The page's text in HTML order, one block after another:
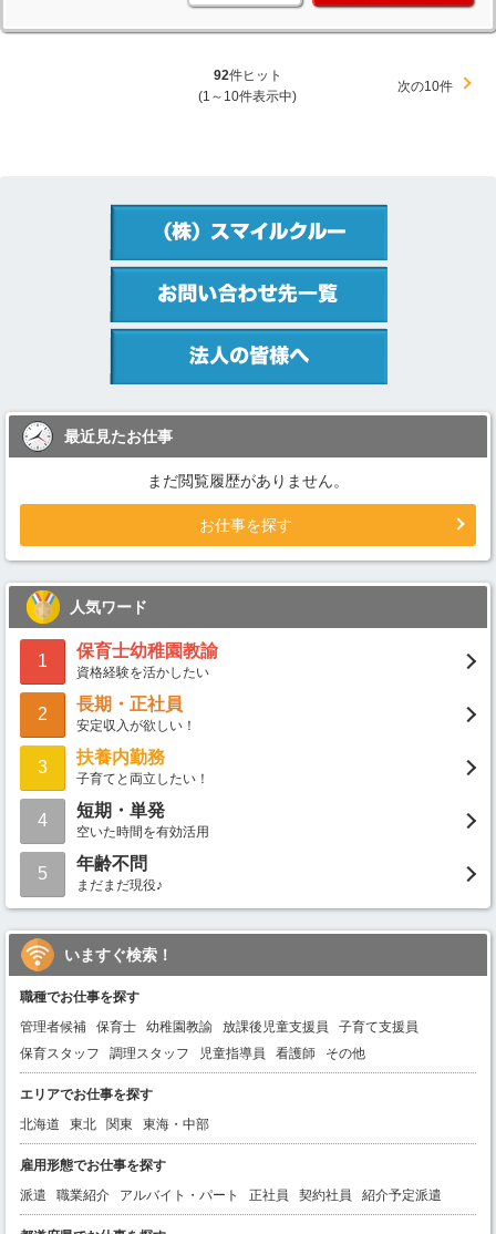
92件ヒット
(1～10件表示中)
次の10件
最近見たお仕事
まだ閲覧履歴がありません。
お仕事を探す
人気ワード
1
保育士幼稚園教諭
資格経験を活かしたい
2
長期・正社員
安定収入が欲しい！
3
扶養内勤務
子育てと両立したい！
4
短期・単発
空いた時間を有効活用
5
年齢不問
まだまだ現役♪
いますぐ検索！
職種でお仕事を探す
管理者候補
保育士 幼稚園教諭 放課後児童支援員
子育て支援員
保育スタッフ
調理スタッフ 児童指導員 看護師 その他
エリアでお仕事を探す
北海道
東北 関東 東海・中部
雇用形態でお仕事を探す
派遣
職業紹介 アルバイト・パート 正社員 契約社員 紹介予定派遣